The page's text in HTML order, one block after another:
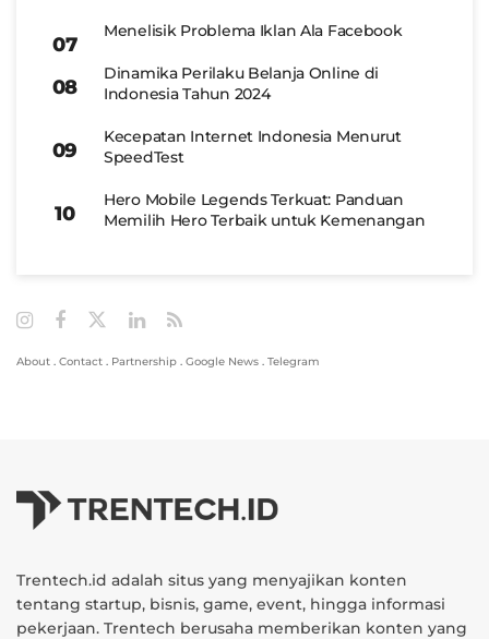
Menelisik Problema Iklan Ala Facebook
Dinamika Perilaku Belanja Online di
Indonesia Tahun 2024
Kecepatan Internet Indonesia Menurut
SpeedTest
Hero Mobile Legends Terkuat: Panduan
Memilih Hero Terbaik untuk Kemenangan
About . Contact . Partnership . Google News . Telegram
Trentech.id adalah situs yang menyajikan konten
tentang startup, bisnis, game, event, hingga informasi
pekerjaan. Trentech berusaha memberikan konten yang